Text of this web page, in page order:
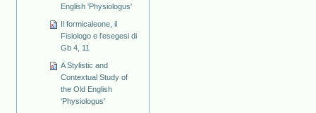
English 'Physiologus'
Il formicaleone, il
Fisiologo e l’esegesi di
Gb 4, 11
A Stylistic and
Contextual Study of
the Old English
'Physiologus'